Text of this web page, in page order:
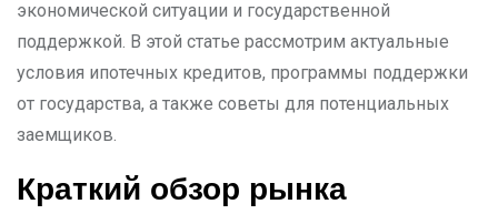
экономической ситуации и государственной
поддержкой. В этой статье рассмотрим актуальные
условия ипотечных кредитов, программы поддержки
от государства, а также советы для потенциальных
заемщиков.
Краткий обзор рынка